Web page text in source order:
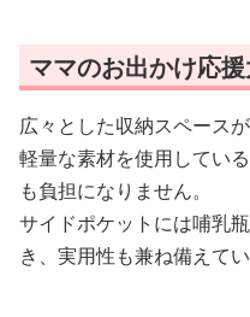
ママのお出かけ応
広々とした収納スペース
軽量な素材を使用してい
も負担になりません。
サイドポケットには哺乳
き、実用性も兼ね備えてい